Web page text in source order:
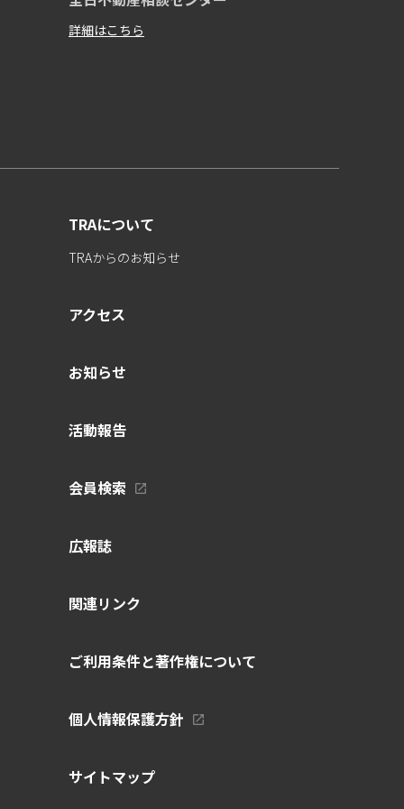
詳細はこちら
TRAについて
TRAからのお知らせ
アクセス
お知らせ
活動報告
会員検索
広報誌
関連リンク
ご利用条件と著作権について
個人情報保護方針
サイトマップ